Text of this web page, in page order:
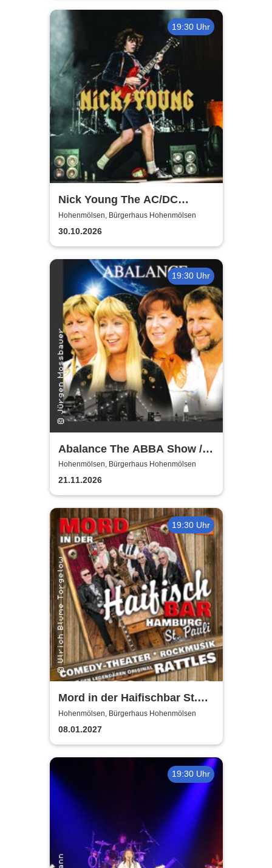
19:30 Uhr
Nick Young The AC/DC
Master-Band
Hohenmölsen, Bürgerhaus Hohenmölsen
30.10.2026
19:30 Uhr
Abalance The ABBA Show /
Revival Show - a tribute to
ABBA
Hohenmölsen, Bürgerhaus Hohenmölsen
21.11.2026
19:30 Uhr
Mord in der Haifischbar St.
Pauli - Theater IK's & The
Rattles - Theater & Musik
Hohenmölsen, Bürgerhaus Hohenmölsen
08.01.2027
19:30 Uhr